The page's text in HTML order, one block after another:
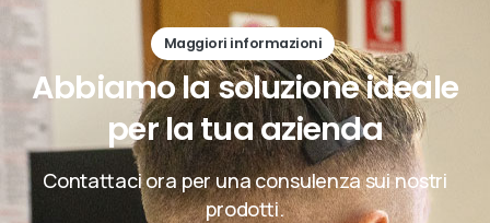
Maggiori informazioni
Abbiamolasoluzioneideale
perlatuaazienda
Contattaci ora per una consulenza sui nostri
prodotti.